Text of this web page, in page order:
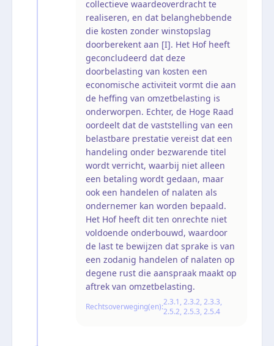
collectieve waardeoverdracht te
realiseren, en dat belanghebbende
die kosten zonder winstopslag
doorberekent aan [I]. Het Hof heeft
geconcludeerd dat deze
doorbelasting van kosten een
economische activiteit vormt die aan
de heffing van omzetbelasting is
onderworpen. Echter, de Hoge Raad
oordeelt dat de vaststelling van een
belastbare prestatie vereist dat een
handeling onder bezwarende titel
wordt verricht, waarbij niet alleen
een betaling wordt gedaan, maar
ook een handelen of nalaten als
ondernemer kan worden bepaald.
Het Hof heeft dit ten onrechte niet
voldoende onderbouwd, waardoor
de last te bewijzen dat sprake is van
een zodanig handelen of nalaten op
degene rust die aanspraak maakt op
aftrek van omzetbelasting.
Rechtsoverweging(en):2.3.1, 2.3.2, 2.3.3,
2.5.2, 2.5.3, 2.5.4